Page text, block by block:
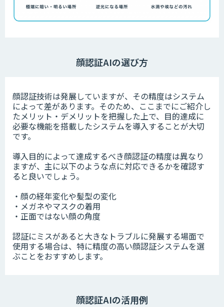
顔認証AIの選び方
顔認証技術は発展していますが、その精度はシステム
によって差があります。そのため、ここまでにご紹介し
たメリット・デメリットを把握した上で、目的達成に
必要な機能を搭載したシステムを導入することが大切
です。
導入目的によって達成するべき顔認証の精度は異なり
ますが、主に以下のような点に対応できるかを確認す
ると良いでしょう。
・顔の経年変化や髪型の変化
・メガネやマスクの着用
・正面ではない顔の角度
認証にミスがあると大きなトラブルに発展する場面で
使用する場合は、特に精度の高い顔認証システムを選
ぶことをおすすめします。
顔認証AIの活用例